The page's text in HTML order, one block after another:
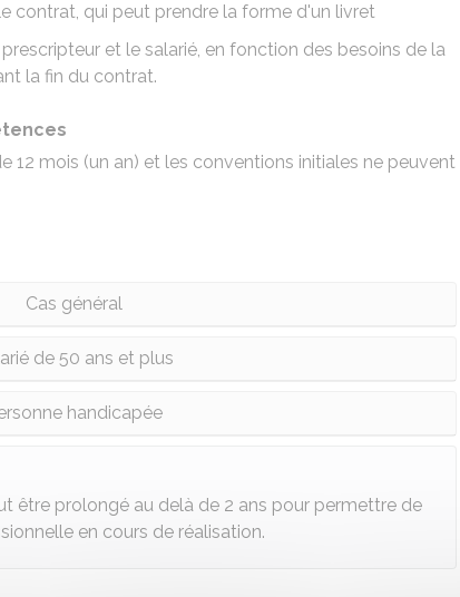
contrat, qui peut prendre la forme d'un livret
et le salarié, en fonction des besoins de la
la fin du contrat.
12 mois (un an) et les conventions initiales ne peuvent
Cas général
de 50 ans et plus
handicapée
être prolongé au delà de 2 ans pour permettre de
en cours de réalisation.